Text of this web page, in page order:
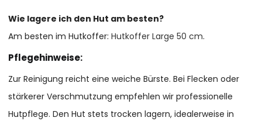
Wie lagere ich den Hut am besten?
Am besten im Hutkoffer:Hutkoffer Large 50 cm.
Pflegehinweise:
Zur Reinigung reicht eine weiche Bürste. Bei Flecken oder
stärkerer Verschmutzung empfehlen wir professionelle
Hutpflege. Den Hut stets trocken lagern, idealerweise in